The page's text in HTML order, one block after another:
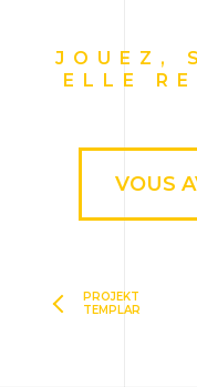
JOUEZ,
ELLE
VOUS
PROJEKT
TEMPLAR